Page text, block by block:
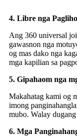
4. Libre nga
Ang 360 universal
gawasnon nga
og mas dako nga
mga kapilian sa
5. Gipahaom nga
Makahatag kami og
imong
mubo. Walay dugang
6. Mga